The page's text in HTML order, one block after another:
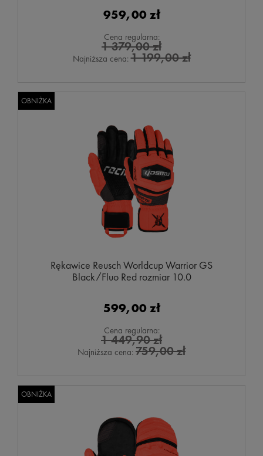
959,00 zł
Cena regularna:
1 379,00 zł
Najniższa cena:1 199,00 zł
Rękawice Reusch Worldcup Warrior GS
Black/Fluo Red rozmiar 10.0
599,00 zł
Cena regularna:
1 449,90 zł
Najniższa cena: 759,00 zł
OBNIŻKA
OBNIŻKA